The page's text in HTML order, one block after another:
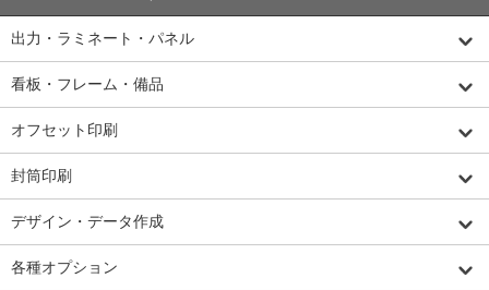
出力・ラミネート・パネル
看板・フレーム・備品
オフセット印刷
封筒印刷
デザイン・データ作成
各種オプション